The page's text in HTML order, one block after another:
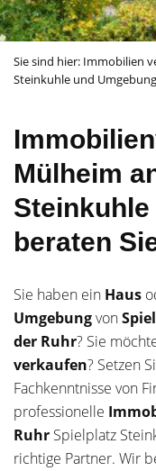
Sie sind hier: Immobilien
Steinkuhle und Umgebung
Mülheim
beraten
Sie haben ein Haus
Umgebungvon
der Ruhr? Sie
verkaufen? Setzen
Fachkenntnisse von
professionelle
Ruhr Spielplatz
richtige Partner. Wir